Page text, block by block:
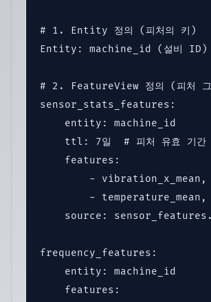
# 1. Entity 정의 (피처의 키)
Entity: machine_id (설비 ID)
# 2. FeatureView 정의 (피처
sensor_stats_features:
    entity: machine_id
    ttl: 7일  # 피처 유효 기간
    features:
-
- temperature_mean,
source:
frequency_features:
    entity: machine_id
    features: